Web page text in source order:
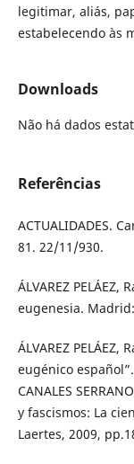
legitimar, aliás,
estabelecendo às
Downloads
Não há dados
Referências
ACTUALIDADES.
81. 22/11/930.
ÁLVAREZ
eugenesia.
ÁLVAREZ
eugénico
CANALES
y fascismos: La
Laertes, 2009,